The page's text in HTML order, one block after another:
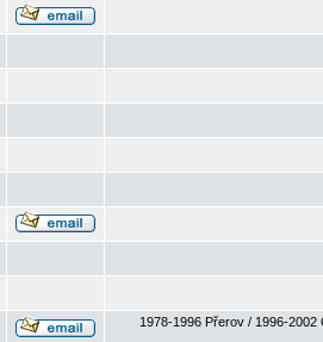
1978-1996 Přerov / 1996-2002